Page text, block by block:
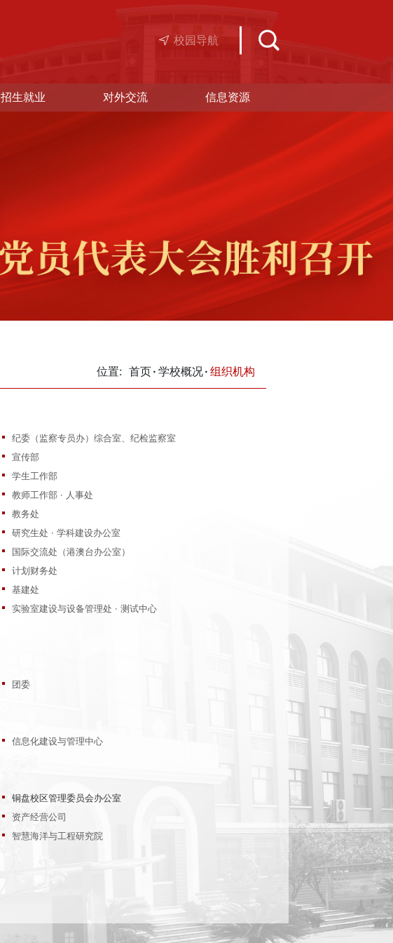
校园导航
招生就业 对外交流 信息资源
位置:首页 学校概况 组织机构
纪委（监察专员办）综合室、纪检监察室
宣传部
学生工作部
教师工作部 · 人事处
教务处
研究生处 · 学科建设办公室
国际交流处（港澳台办公室）
计划财务处
基建处
实验室建设与设备管理处 · 测试中心
团委
信息化建设与管理中心
铜盘校区管理委员会办公室
资产经营公司
智慧海洋与工程研究院